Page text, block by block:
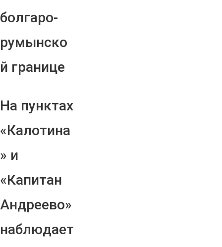
болгаро-
румынско
й границе
На пунктах
«Калотина
» и
«Капитан
Андреево»
наблюдает